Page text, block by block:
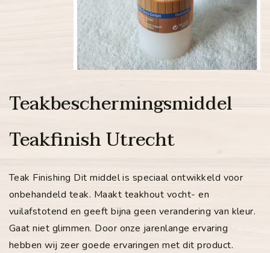
Teakbeschermingsmiddel
Teakfinish Utrecht
Teak Finishing Dit middel is speciaal ontwikkeld voor
onbehandeld teak. Maakt teakhout vocht- en
vuilafstotend en geeft bijna geen verandering van kleur.
Gaat niet glimmen. Door onze jarenlange ervaring
hebben wij zeer goede ervaringen met dit product.